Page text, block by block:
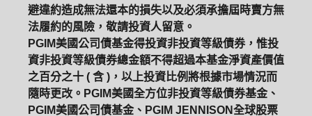
避違約造成無法還本的損失以及必須承擔屆時賣方無
法履約的風險，敬請投資人留意。
PGIM美國公司債基金得投資非投資等級債券，惟投
資非投資等級債券總金額不得超過本基金淨資產價值
之百分之十 ( 含 )，以上投資比例將根據市場情況而
隨時更改。PGIM美國全方位非投資等級債券基金、
PGIM美國公司債基金、PGIM JENNISON全球股票